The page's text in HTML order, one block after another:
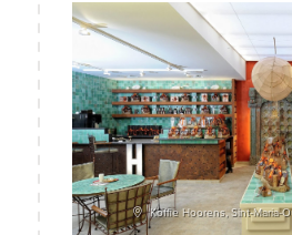
Koffie Hoorens, Sint-Maria-